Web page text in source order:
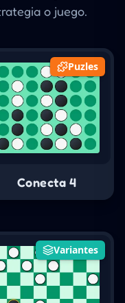
o juego.
Puzles
Conecta 4
Variantes